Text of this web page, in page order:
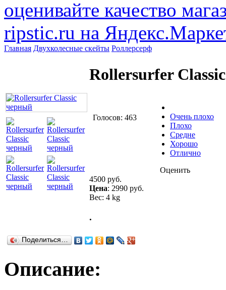
Главная Двухколесные скейты Роллерсерф
Rollersurfer
Голосов: 463
Очень плохо
Плохо
Средне
Хорошо
Отлично
Оценить
4500 руб.
Цена: 2990 руб.
Вес: 4 kg
.
Поделиться…
Описание: